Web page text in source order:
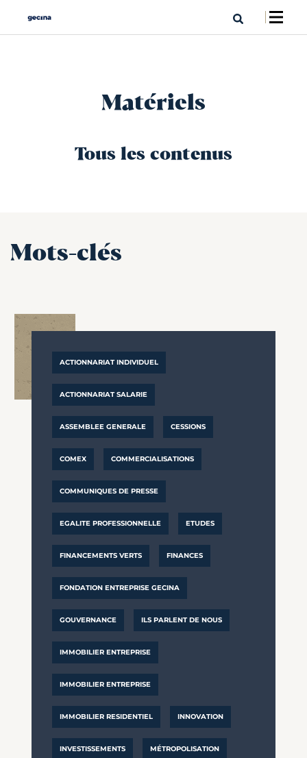
Matériels
Tous les contenus
Mots-clés
ACTIONNARIAT INDIVIDUEL
ACTIONNARIAT SALARIE
ASSEMBLEE GENERALE CESSIONS
COMEX COMMERCIALISATIONS
COMMUNIQUES DE PRESSE
EGALITE PROFESSIONNELLE ETUDES
FINANCEMENTS VERTS FINANCES
FONDATION ENTREPRISE GECINA
GOUVERNANCE ILS PARLENT DE NOUS
IMMOBILIER ENTREPRISE
IMMOBILIER ENTREPRISE
IMMOBILIER RESIDENTIEL INNOVATION
INVESTISSEMENTS MÉTROPOLISATION